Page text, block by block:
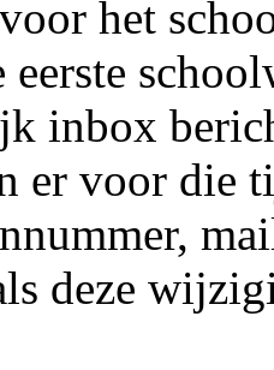
het
inbox
er voor die
deze